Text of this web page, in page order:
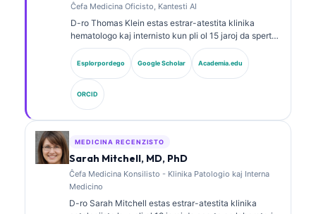
Ĉefa Medicina Oficisto, Kantesti AI
D-ro Thomas Klein estas estrar-atestita klinika
hematologo kaj internisto kun pli ol 15 jaroj da sperto
en laboratoria medicino kaj AI-helpita klinika analizo.
Kiel Ĉefa Medicina Oficiro ĉe Kantesti AI, li provizas
klinikan superrigardon pri la medicina precizeco de la
proprieta neŭrala reto. D-ro Klein publikigis vaste pri
interpretado de biomarkiloj kaj laboratoria
diagnozado pri temoj de laboratoria medicino.
Esplorpordego Google Scholar Academia.edu
ORCID
MEDICINA RECENZISTO
Sarah Mitchell, MD, PhD
Ĉefa Medicina Konsilisto - Klinika Patologio kaj Interna
Medicino
D-ro Sarah Mitchell estas estrar-atestita klinika